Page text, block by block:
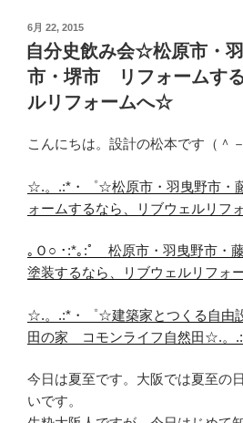
投
稿
日:
6月 22, 2015
自分史飲み会☆松原市・
市・堺市 リフォームす
ルリフォームへ☆
こんにちは。設計の松本です（＾－
☆.。.:*・゜☆松原市・羽曳野市・
ォームするなら、リブウェルリフ
｡Ｏ○ ･:*｡:ﾟ 松原市・羽曳野市・
塗装するなら、リブウェルリフォ
☆.。.:*・゜☆建築家とつくる自由
田の家 コモンライフ自然田☆.。
今日は夏至です。大阪では夏至の
いです。